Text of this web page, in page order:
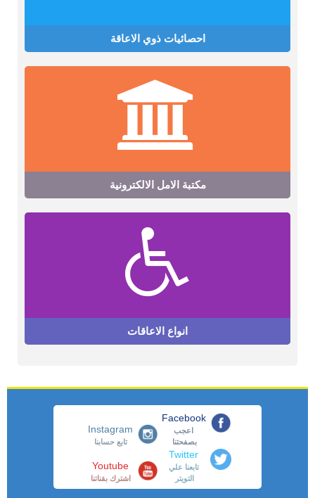
احصائيات ذوي الاعاقة
مكتبة الامل الالكترونية
انواع الاعاقات
Facebook
اعجب
بصفحتنا
Instagram
تابع حسابنا
Twitter
تابعنا علي
التويتر
Youtube
اشترك بقناتنا